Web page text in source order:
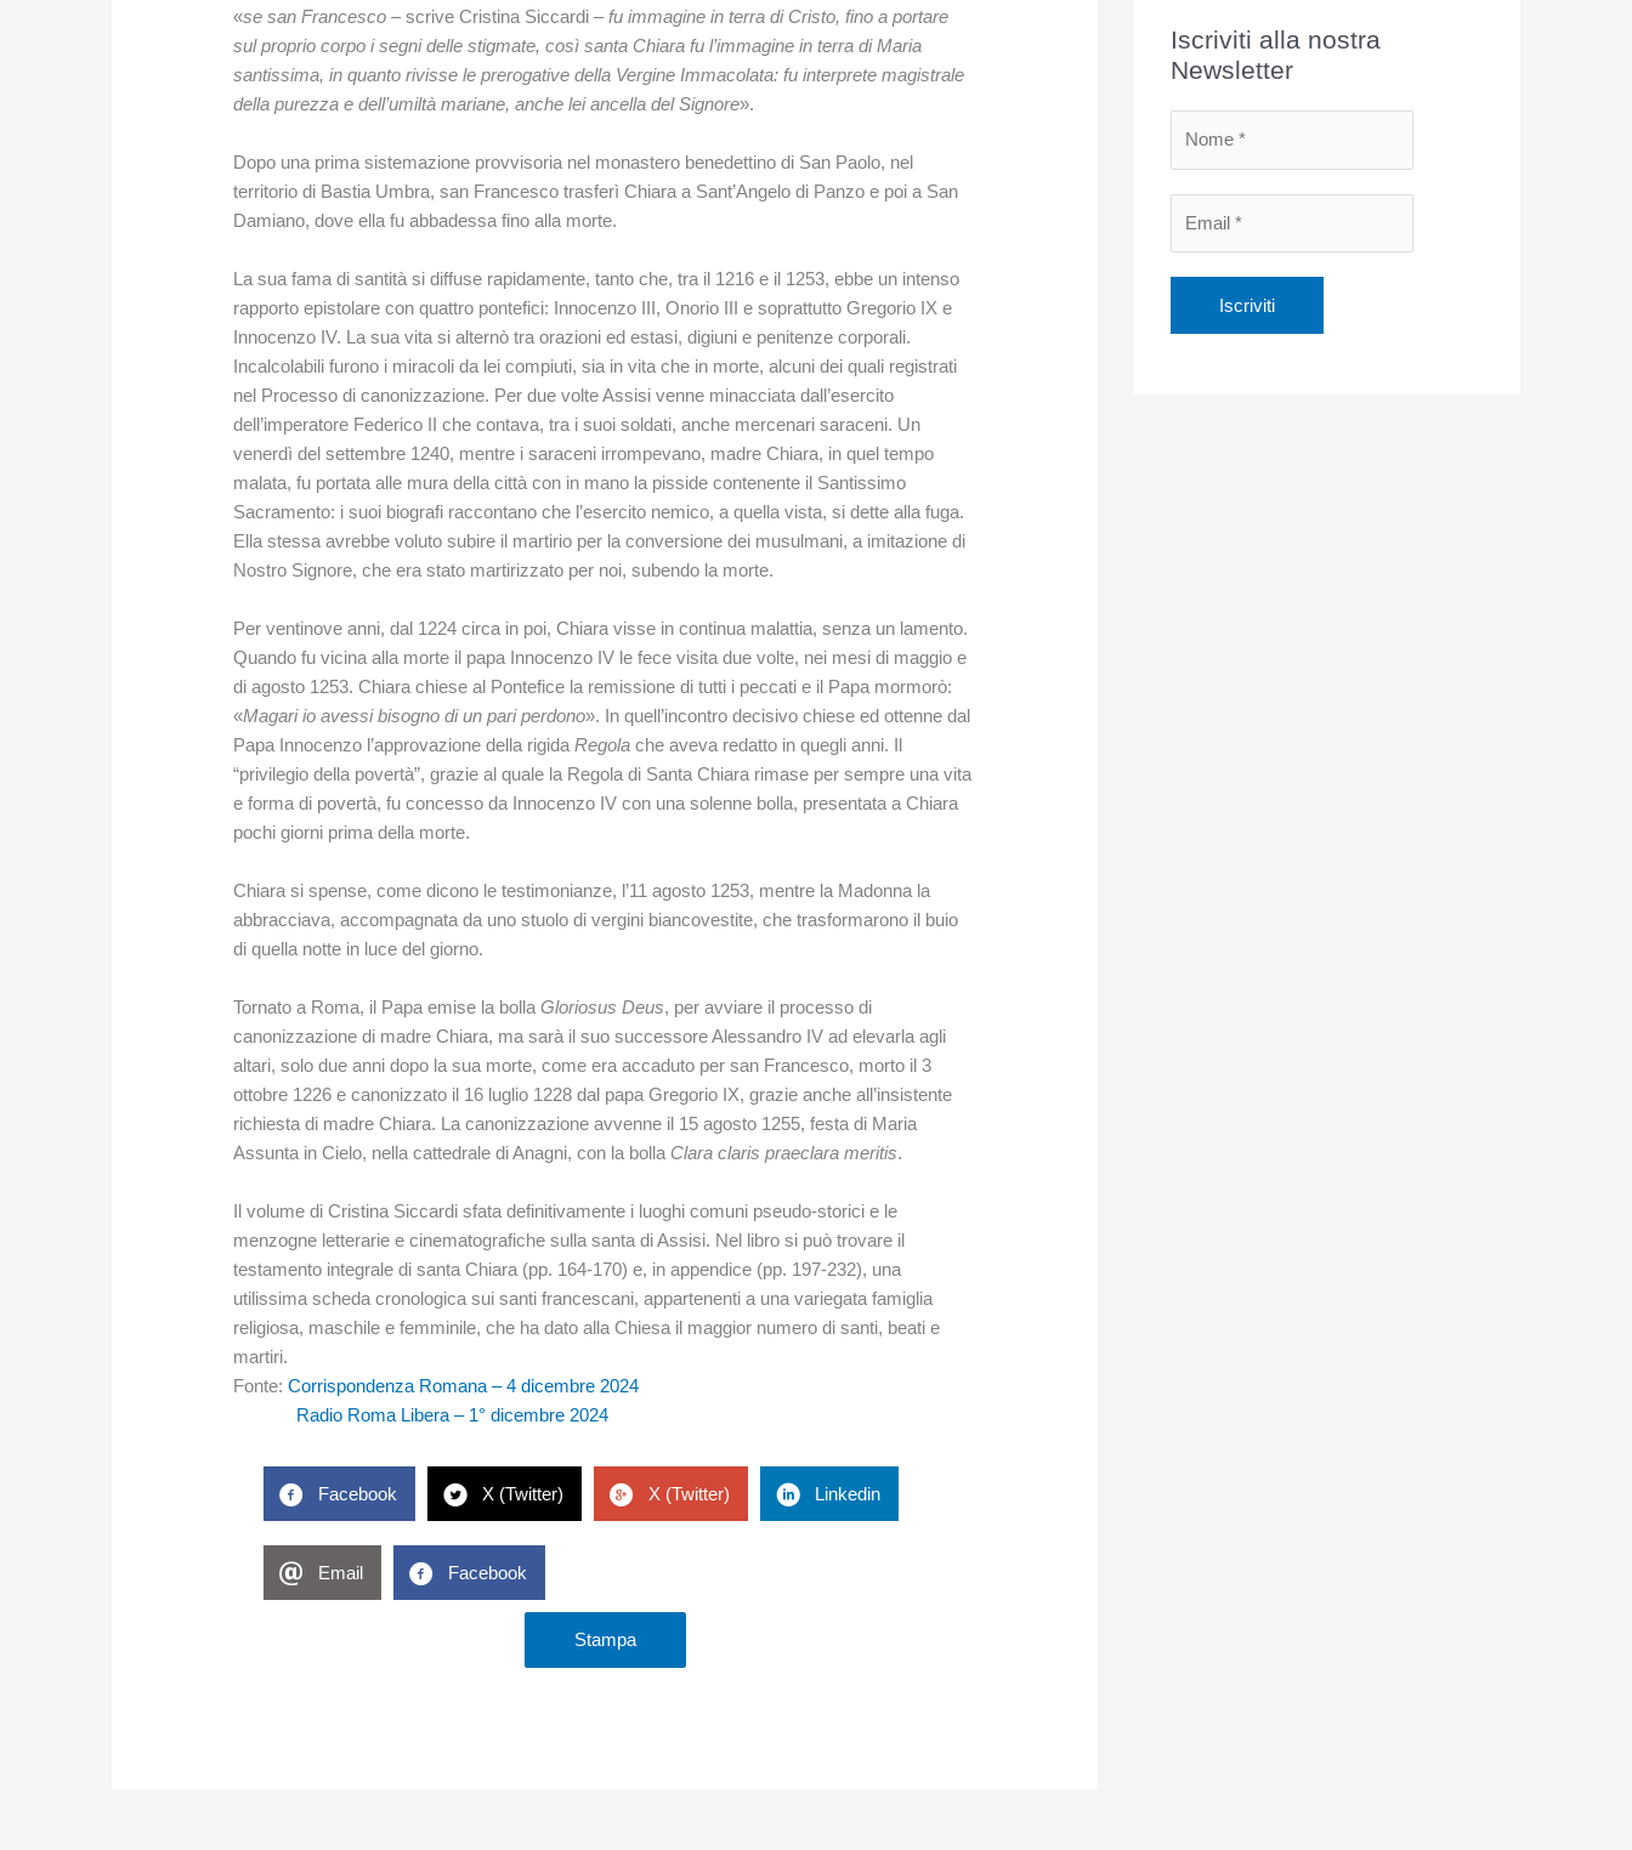
«se san Francesco –scrive Cristina Siccardi– fu immagine in terra di Cristo, fino a portare
sul proprio corpo i segni delle stigmate, così santa Chiara fu l’immagine in terra di Maria
santissima, in quanto rivisse le prerogative della Vergine Immacolata: fu interprete magistrale
della purezza e dell’umiltà mariane, anche lei ancella del Signore».
Dopo una prima sistemazione provvisoria nel monastero benedettino di San Paolo, nel
territorio di Bastia Umbra, san Francesco trasferì Chiara a Sant’Angelo di Panzo e poi a San
Damiano, dove ella fu abbadessa fino alla morte.
La sua fama di santità si diffuse rapidamente, tanto che, tra il 1216 e il 1253, ebbe un intenso
rapporto epistolare con quattro pontefici: Innocenzo III, Onorio III e soprattutto Gregorio IX e
Innocenzo IV. La sua vita si alternò tra orazioni ed estasi, digiuni e penitenze corporali.
Incalcolabili furono i miracoli da lei compiuti, sia in vita che in morte, alcuni dei quali registrati
nel Processo di canonizzazione. Per due volte Assisi venne minacciata dall’esercito
dell’imperatore Federico II che contava, tra i suoi soldati, anche mercenari saraceni. Un
venerdì del settembre 1240, mentre i saraceni irrompevano, madre Chiara, in quel tempo
malata, fu portata alle mura della città con in mano la pisside contenente il Santissimo
Sacramento: i suoi biografi raccontano che l’esercito nemico, a quella vista, si dette alla fuga.
Ella stessa avrebbe voluto subire il martirio per la conversione dei musulmani, a imitazione di
Nostro Signore, che era stato martirizzato per noi, subendo la morte.
Per ventinove anni, dal 1224 circa in poi, Chiara visse in continua malattia, senza un lamento.
Quando fu vicina alla morte il papa Innocenzo IV le fece visita due volte, nei mesi di maggio e
di agosto 1253. Chiara chiese al Pontefice la remissione di tutti i peccati e il Papa mormorò:
«Magari io avessi bisogno di un pari perdono». In quell’incontro decisivo chiese ed ottenne dal
Papa Innocenzo l’approvazione della rigidaRegola che aveva redatto in quegli anni. Il
“privilegio della povertà”, grazie al quale la Regola di Santa Chiara rimase per sempre una vita
e forma di povertà, fu concesso da Innocenzo IV con una solenne bolla, presentata a Chiara
pochi giorni prima della morte.
Chiara si spense, come dicono le testimonianze, l’11 agosto 1253, mentre la Madonna la
abbracciava, accompagnata da uno stuolo di vergini biancovestite, che trasformarono il buio
di quella notte in luce del giorno.
Tornato a Roma, il Papa emise la bollaGloriosus Deus, per avviare il processo di
canonizzazione di madre Chiara, ma sarà il suo successore Alessandro IV ad elevarla agli
altari, solo due anni dopo la sua morte, come era accaduto per san Francesco, morto il 3
ottobre 1226 e canonizzato il 16 luglio 1228 dal papa Gregorio IX, grazie anche all’insistente
richiesta di madre Chiara. La canonizzazione avvenne il 15 agosto 1255, festa di Maria
Assunta in Cielo, nella cattedrale di Anagni, con la bolla Clara claris praeclara meritis.
Il volume di Cristina Siccardi sfata definitivamente i luoghi comuni pseudo-storici e le
menzogne letterarie e cinematografiche sulla santa di Assisi. Nel libro si può trovare il
testamento integrale di santa Chiara (pp. 164-170) e, in appendice (pp. 197-232), una
utilissima scheda cronologica sui santi francescani, appartenenti a una variegata famiglia
religiosa, maschile e femminile, che ha dato alla Chiesa il maggior numero di santi, beati e
martiri.
Fonte:Corrispondenza Romana – 4 dicembre 2024
Radio Roma Libera – 1° dicembre 2024
Facebook X (Twitter) X (Twitter) Linkedin
Email Facebook
Stampa
v
Iscriviti alla nostra
Newsletter